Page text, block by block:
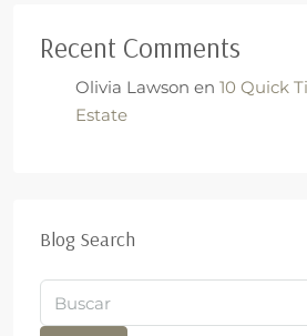
Recent Comments
Olivia Lawson en 10 Quick
Estate
Blog Search